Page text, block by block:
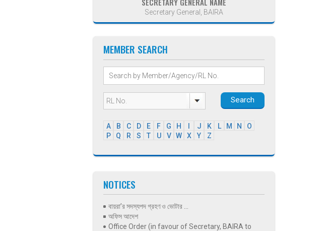
Secretary General, BAIRA
MEMBER SEARCH
Search
A B C D E F G H J K L M N
O
P
Q R S T U V W X Y Z
NOTICES
বায়রা’র সদস্যপদ গ্রহণ ও ভোটার ...
অফিস আদেশ
Office Order (in favour of Secretary, BAIRA to